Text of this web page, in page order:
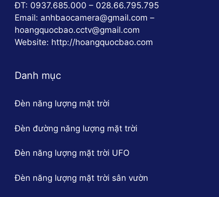
ĐT: 0937.685.000 – 028.66.795.795
Email: anhbaocamera@gmail.com –
hoangquocbao.cctv@gmail.com
Website: http://hoangquocbao.com
Danh mục
Đèn năng lượng mặt trời
Đèn đường năng lượng mặt trời
Đèn năng lượng mặt trời UFO
Đèn năng lượng mặt trời sân vườn